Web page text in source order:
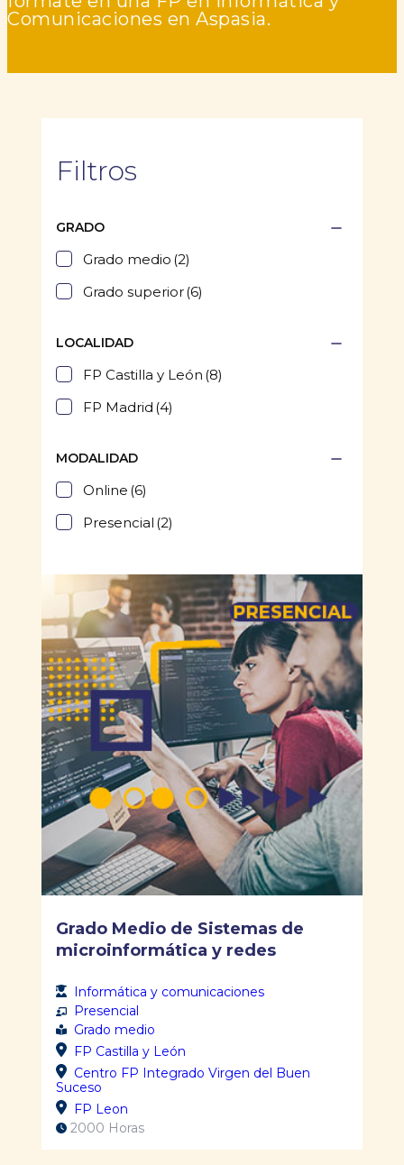
Comunicaciones en Aspasia.
Filtros
GRADO
Grado medio (2)
Grado superior(6)
LOCALIDAD
FP Castilla y León (8)
FP Madrid (4)
MODALIDAD
Online (6)
Presencial (2)
Grado Medio de Sistemas de
microinformática y redes
Informática y comunicaciones
Presencial
Grado medio
FP Castilla y León
Centro FP Integrado Virgen del Buen
Suceso
FP Leon
2000 Horas